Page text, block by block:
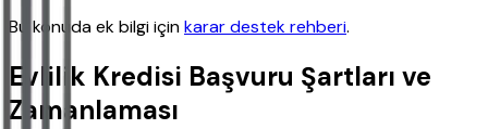
Bu konuda ek bilgi içinkarar destek rehberi.
Evlilik Kredisi Başvuru Şartları ve
Zamanlaması